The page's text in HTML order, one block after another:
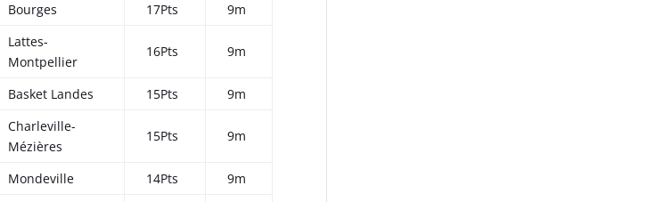
Bourges 17Pts 9m
Lattes-
Montpellier
16Pts 9m
Basket Landes 15Pts 9m
Charleville-
Mézières
15Pts 9m
Mondeville 14Pts 9m